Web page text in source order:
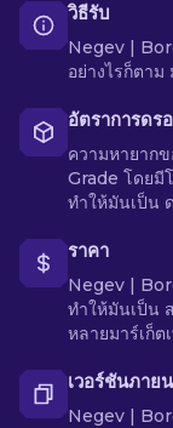
วิธีรับ
Negev |
อย่างไรก็ตา
อัตราการดร
ความหายาก
Grade โดยมี
ทำให้มันเป็น
ราคา
Negev |
ทำให้มันเป็น
หลายมาร์เก็ต
เวอร์ชันภาย
Negev |